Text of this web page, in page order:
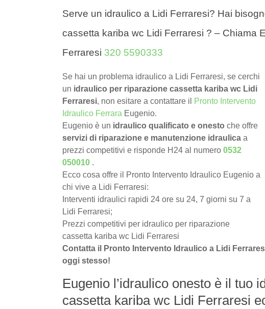
Serve un idraulico a Lidi Ferraresi? Hai
cassetta kariba wc Lidi Ferraresi ? – Chiama
Ferraresi 320 5590333
Se hai un problema idraulico a Lidi Ferraresi, se cerchi
un idraulico per riparazione cassetta kariba wc Lidi
Ferraresi, non esitare a contattare il
Pronto Intervento
Idraulico Ferrara Eugenio.
Eugenio è un idraulico qualificato e onesto che offre
servizi di riparazione e manutenzione idraulica a
prezzi competitivi e risponde H24 al numero 0532
050010 .
Ecco cosa offre il Pronto Intervento Idraulico Eugenio a
chi vive a Lidi Ferraresi:
Interventi idraulici rapidi 24 ore su 24, 7 giorni su 7 a
Lidi Ferraresi;
Prezzi competitivi per idraulico per riparazione
cassetta kariba wc Lidi Ferraresi
Contatta il Pronto Intervento Idraulico a Lidi
oggi stesso!
Eugenio l’idraulico onesto è il tuo
cassetta kariba wc Lidi Ferraresi